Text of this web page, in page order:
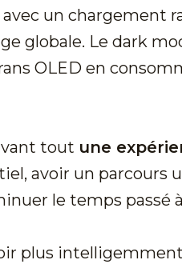
un chargement
globale. Le dark
OLED en
tout une
avoir un
le temps passé à
plus